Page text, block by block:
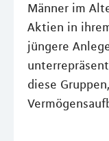
Männer im
Aktien in
jüngere
diese